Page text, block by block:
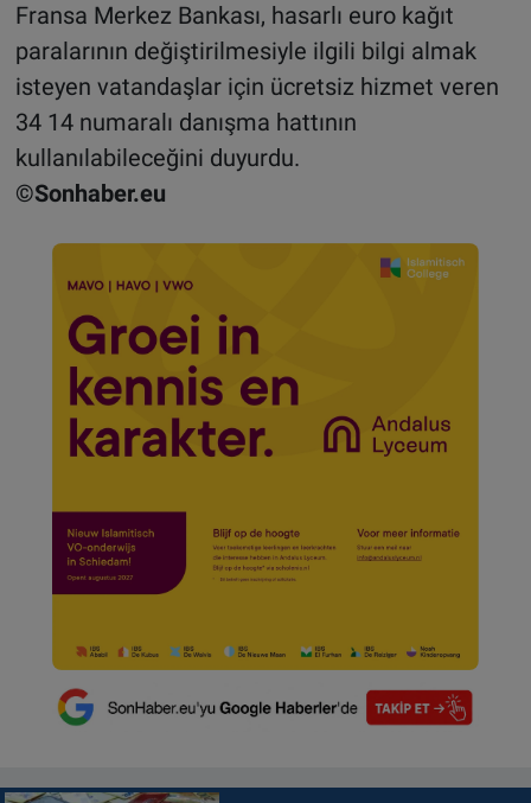
Fransa Merkez Bankası, hasarlı euro kağıt
paralarının değiştirilmesiyle ilgili bilgi almak
isteyen vatandaşlar için ücretsiz hizmet veren
34 14 numaralı danışma hattının
kullanılabileceğini duyurdu.
©Sonhaber.eu